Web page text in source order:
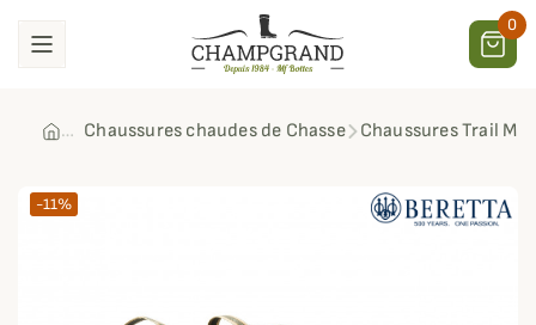
0
Chaussures chaudes de Chasse Chaussures Trail
-11%